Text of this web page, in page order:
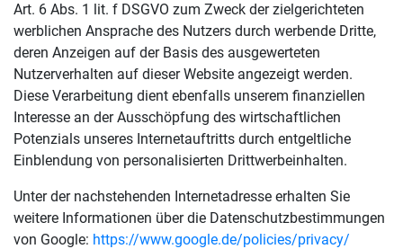
Art. 6 Abs. 1 lit. f DSGVO zum Zweck der zielgerichteten
werblichen Ansprache des Nutzers durch werbende Dritte,
deren Anzeigen auf der Basis des ausgewerteten
Nutzerverhalten auf dieser Website angezeigt werden.
Diese Verarbeitung dient ebenfalls unserem finanziellen
Interesse an der Ausschöpfung des wirtschaftlichen
Potenzials unseres Internetauftritts durch entgeltliche
Einblendung von personalisierten Drittwerbeinhalten.
Unter der nachstehenden Internetadresse erhalten Sie
weitere Informationen über die Datenschutzbestimmungen
von Google: https://www.google.de/policies/privacy/